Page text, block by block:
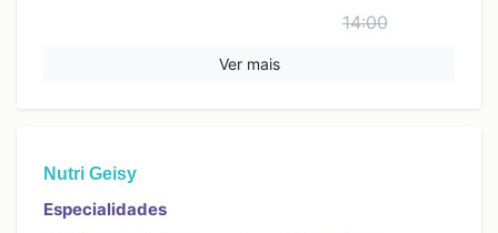
14:00
Ver mais
Nutri Geisy
Especialidades